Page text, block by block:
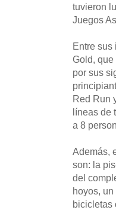
tuvieron
Juegos
Entre sus
Gold,
por sus
Red Run
líneas de
a 8
Además,
son: la
del
hoyos,
bicicletas